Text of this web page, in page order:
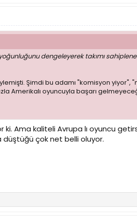
dengeleyerek takımı
Şimdi bu adamı "komisyon
Amerikalı oyuncuyla başarı
Ama kaliteli Avrupa lı oyuncu
düştüğü çok net belli oluyor.